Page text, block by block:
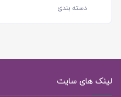
دسته بندی
لینک های سایت